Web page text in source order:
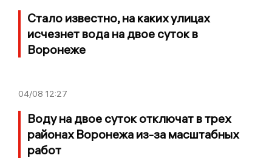
Стало известно, на каких улицах
исчезнет вода на двое суток в
Воронеже
04/08 12:27
Воду на двое суток отключат в трех
районах Воронежа из-за масштабных
работ